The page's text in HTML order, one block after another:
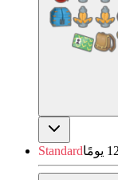
Standard